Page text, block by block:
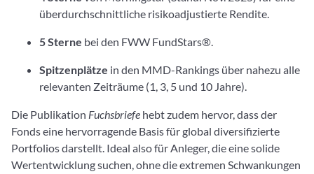
überdurchschnittliche risikoadjustierte Rendite.
5 Sterne bei den FWW FundStars®.
Spitzenplätze in den MMD-Rankings über nahezu alle
relevanten Zeiträume (1, 3, 5 und 10 Jahre).
Die Publikation Fuchsbriefe hebt zudem hervor, dass der
Fonds eine hervorragende Basis für global diversifizierte
Portfolios darstellt. Ideal also für Anleger, die eine solide
Wertentwicklung suchen, ohne die extremen Schwankungen